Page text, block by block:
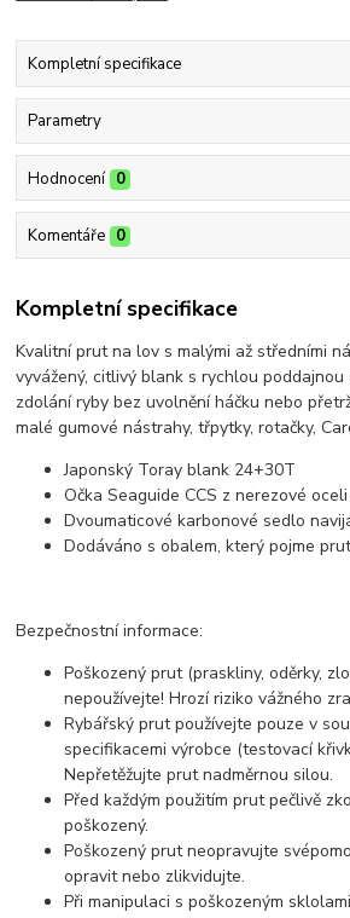
Kompletní specifikace
Parametry
Hodnocení 0
Komentáře 0
Kompletní specifikace
Kvalitní prut na lov s malými až středními
vyvážený, citlivý blank s rychlou poddajnou
zdolání ryby bez uvolnění háčku nebo
malé gumové nástrahy, třpytky, rotačky,
Japonský Toray blank 24+30T
Očka Seaguide CCS z nerezové
Dvoumaticové karbonové sedlo
Dodáváno s obalem, který pojme
Bezpečnostní informace:
Poškozený prut (praskliny, oděrky,
nepoužívejte! Hrozí riziko vážného
Rybářský prut používejte pouze v
specifikacemi výrobce (testovací
Nepřetěžujte prut nadměrnou silou.
Před každým použitím prut pečlivě
poškozený.
Poškozený prut neopravujte
opravit nebo zlikvidujte.
Při manipulaci s poškozeným